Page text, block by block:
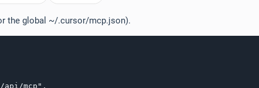
the global ~/.cursor/mcp.json).
api/mcp",